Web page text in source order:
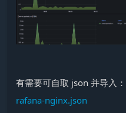
有需要可自取 json 并导入：
rafana-nginx.json